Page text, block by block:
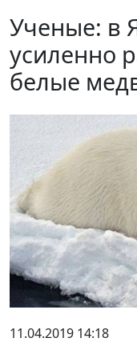
Ученые: в
усиленно
белые
11.04.2019 14:18